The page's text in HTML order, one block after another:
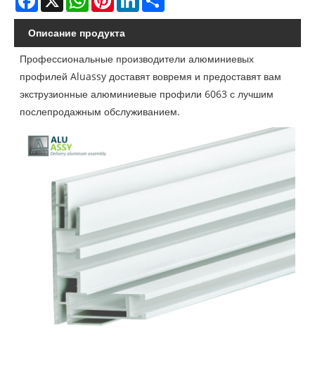
Описание продукта
Профессиональные производители алюминиевых
профилей Aluassy доставят вовремя и предоставят вам
экструзионные алюминиевые профили 6063 с лучшим
послепродажным обслуживанием.